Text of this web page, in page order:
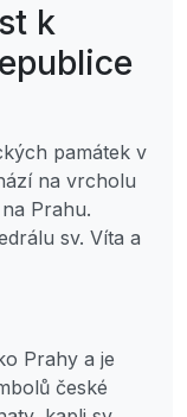
k
památek v
na vrcholu
Prahu.
sv. Víta a
Prahy a je
české